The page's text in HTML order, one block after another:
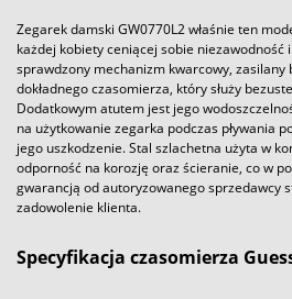
Zegarek damski GW0770L2 właśnie ten
każdej kobiety ceniącej sobie niezawodność
sprawdzony mechanizm kwarcowy,
dokładnego czasomierza, który służy
Dodatkowym atutem jest jego
na użytkowanie zegarka podczas pływania
jego uszkodzenie. Stal szlachetna użyta w
odporność na korozję oraz ścieranie, co w
gwarancją od autoryzowanego sprzedawcy
zadowolenie klienta.
Specyfikacja czasomierza